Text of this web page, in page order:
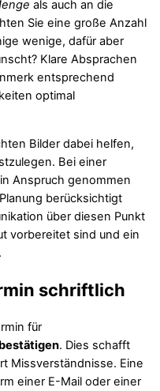
als auch an die
Sie eine große Anzahl
wenige, dafür aber
Klare Absprachen
entsprechend
optimal
Bilder dabei helfen,
Bei einer
Anspruch genommen
berücksichtigt
über diesen Punkt
vorbereitet sind und ein
schriftlich
für
bestätigen. Dies schafft
Missverständnisse. Eine
einer E-Mail oder einer